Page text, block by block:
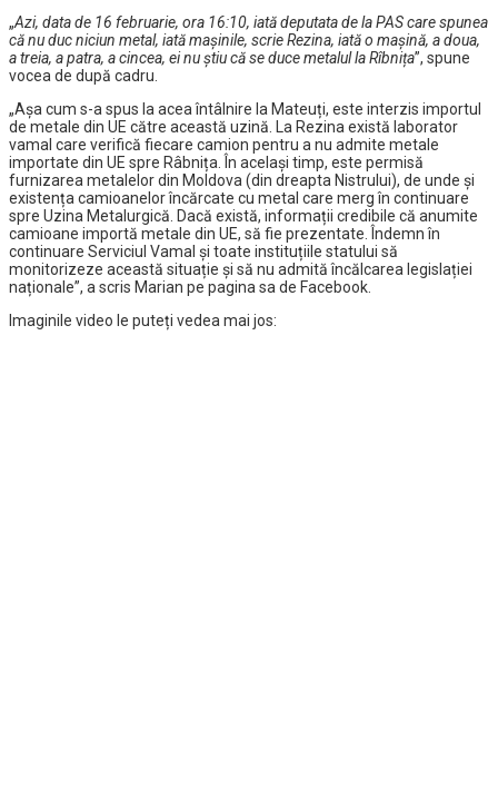
„Azi, data de 16 februarie, ora 16:10, iată deputata de la PAS care spunea
că nu duc niciun metal, iată mașinile, scrie Rezina, iată o mașină, a doua,
a treia, a patra, a cincea, ei nu știu că se duce metalul la Rîbnița”, spune
vocea de după cadru.
„Așa cum s-a spus la acea întâlnire la Mateuți, este interzis importul
de metale din UE către această uzină. La Rezina există laborator
vamal care verifică fiecare camion pentru a nu admite metale
importate din UE spre Râbnița. În același timp, este permisă
furnizarea metalelor din Moldova (din dreapta Nistrului), de unde și
existența camioanelor încărcate cu metal care merg în continuare
spre Uzina Metalurgică. Dacă există, informații credibile că anumite
camioane importă metale din UE, să fie prezentate. Îndemn în
continuare Serviciul Vamal și toate instituțiile statului să
monitorizeze această situație și să nu admită încălcarea legislației
naționale”, a scris Marian pe pagina sa de Facebook.
Imaginile video le puteți vedea mai jos: